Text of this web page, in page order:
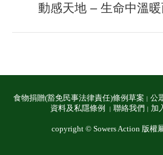
Next
動感天地 – 生命中溫
食物捐贈(豁免民事法律責任)條例草案 公
資料及私隱條例
聯絡我們 加
copyright © Sowers Action 版權